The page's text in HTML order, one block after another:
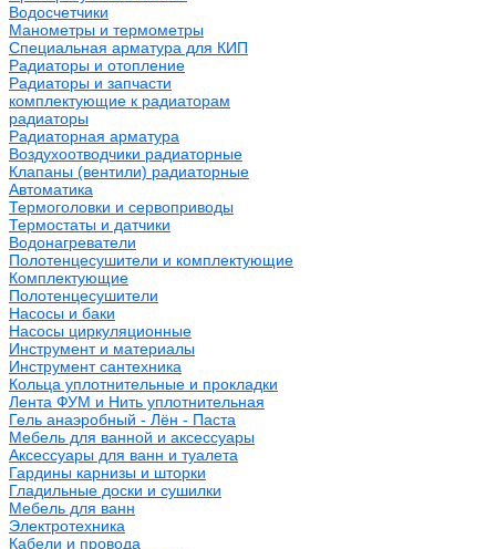
Водосчетчики
Манометры и термометры
Специальная арматура для КИП
Радиаторы и отопление
Радиаторы и запчасти
комплектующие к радиаторам
радиаторы
Радиаторная арматура
Воздухоотводчики радиаторные
Клапаны (вентили) радиаторные
Автоматика
Термоголовки и сервоприводы
Термостаты и датчики
Водонагреватели
Полотенцесушители и комплектующие
Комплектующие
Полотенцесушители
Насосы и баки
Насосы циркуляционные
Инструмент и материалы
Инструмент сантехника
Кольца уплотнительные и прокладки
Лента ФУМ и Нить уплотнительная
Гель анаэробный - Лён - Паста
Мебель для ванной и аксессуары
Аксессуары для ванн и туалета
Гардины карнизы и шторки
Гладильные доски и сушилки
Мебель для ванн
Электротехника
Кабели и провода